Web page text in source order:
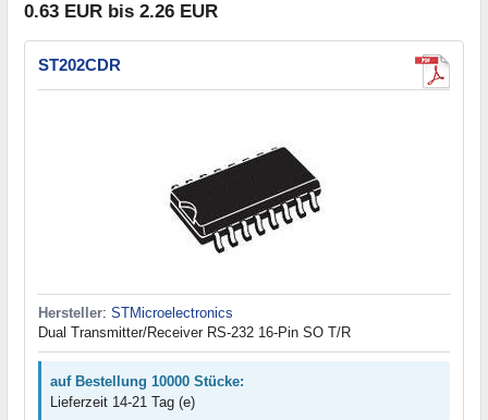
0.63 EUR bis 2.26 EUR
ST202CDR
Hersteller: STMicroelectronics
Dual Transmitter/Receiver RS-232 16-Pin SO T/R
auf Bestellung 10000 Stücke:
Lieferzeit 14-21 Tag (e)